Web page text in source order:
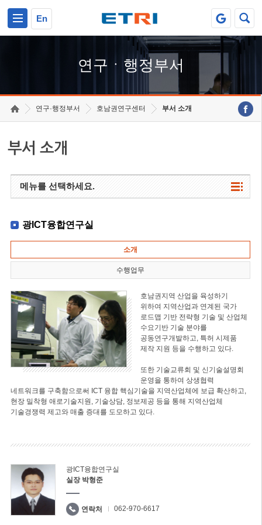
En
연구ㆍ행정부서
연구·행정부서 호남권연구센터 부서 소개
부서 소개
메뉴를 선택하세요.
광ICT융합연구실
소개
수행업무
호남권지역 산업을 육성하기
위하여 지역산업과 연계된 국가
로드맵 기반 전략형 기술 및 산업체
수요기반 기술 분야를
공동연구개발하고, 특허 시제품
제작 지원 등을 수행하고 있다.
또한 기술교류회 및 신기술설명회
운영을 통하여 상생협력
네트워크를 구축함으로써 ICT 융합 핵심기술을 지역산업체에 보급 확산하고,
현장 밀착형 애로기술지원, 기술상담, 정보제공 등을 통해 지역산업체
기술경쟁력 제고와 매출 증대를 도모하고 있다.
광ICT융합연구실
실장 박형준
연락처 062-970-6617